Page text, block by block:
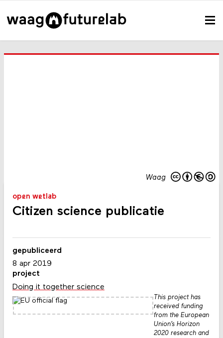
Waag
open wetlab
Citizen science publicatie
gepubliceerd
8 apr 2019
project
Doing it together science
This project has
received funding
from the European
Union’s Horizon
2020 research and